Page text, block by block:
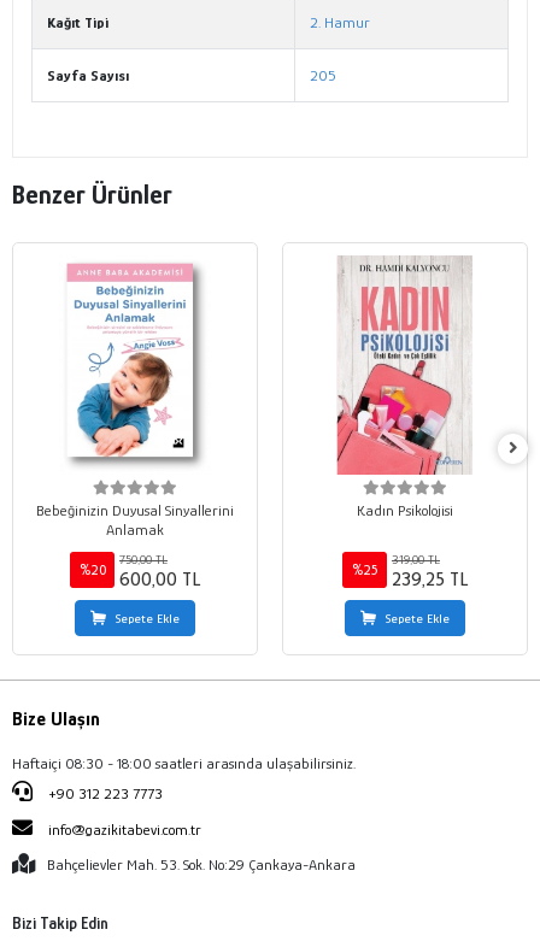
Kağıt Tipi 2. Hamur
Sayfa Sayısı 205
Benzer Ürünler
Bebeğinizin Duyusal Sinyallerini
Anlamak
%20
750,00 TL
600,00 TL
Sepete Ekle
Kadın Psikolojisi
%25
319,00 TL
239,25 TL
Sepete Ekle
Bize Ulaşın
Haftaiçi 08:30 - 18:00 saatleri arasında ulaşabilirsiniz.
+90 312 223 7773
info@gazikitabevi.com.tr
Bahçelievler Mah. 53. Sok. No:29 Çankaya-Ankara
Bizi Takip Edin